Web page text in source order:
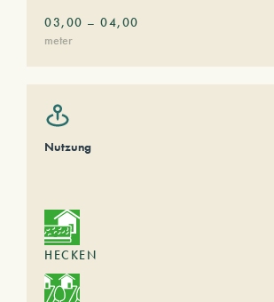
03,00 – 04,00
meter
Nutzung
HECKEN